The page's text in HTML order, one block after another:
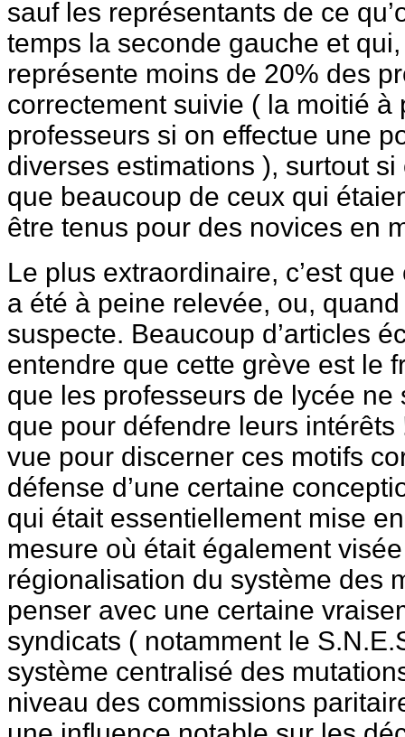
sauf les représentants de ce
temps la seconde gauche et
représente moins de 20% des
correctement suivie ( la moitié à
professeurs si on effectue une
diverses estimations ), surtout
que beaucoup de ceux qui
être tenus pour des novices en
Le plus extraordinaire, c’est
a été à peine relevée, ou,
suspecte. Beaucoup d’articles
entendre que cette grève est le
que les professeurs de lycée ne
que pour défendre leurs
vue pour discerner ces motifs
défense d’une certaine
qui était essentiellement mise
mesure où était également
régionalisation du système des
penser avec une certaine
syndicats ( notamment le
système centralisé des
niveau des commissions